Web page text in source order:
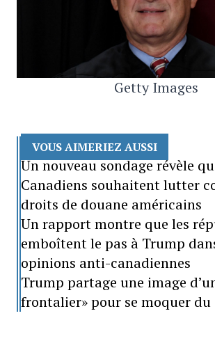
Getty Images
VOUS AIMERIEZ AUSSI
Un nouveau sondage révèle
Canadiens souhaitent lutter
droits de douane américains
Un rapport montre que les
emboîtent le pas à Trump
opinions anti-canadiennes
Trump partage une image
frontalier» pour se moquer du